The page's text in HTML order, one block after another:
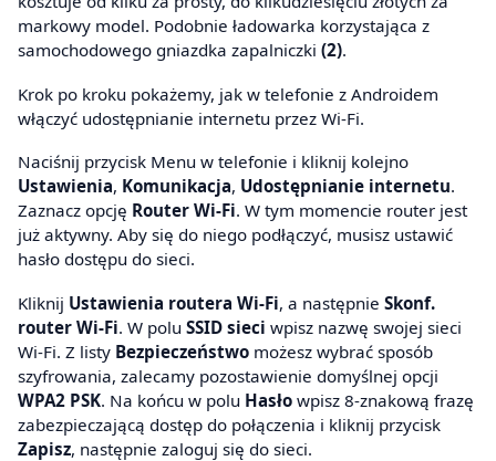
markowy model. Podobnie ładowarka korzystająca z
samochodowego gniazdka zapalniczki (2).
Krok po kroku pokażemy, jak w telefonie z Androidem
włączyć udostępnianie internetu przez Wi-Fi.
Naciśnij przycisk Menu w telefonie i kliknij kolejno
Ustawienia, Komunikacja, Udostępnianie internetu.
Zaznacz opcję Router Wi-Fi. W tym momencie router jest
już aktywny. Aby się do niego podłączyć, musisz ustawić
hasło dostępu do sieci.
Kliknij Ustawienia routera Wi-Fi, a następnie Skonf.
router Wi-Fi. W polu SSID sieci wpisz nazwę swojej sieci
Wi-Fi. Z listy Bezpieczeństwo możesz wybrać sposób
szyfrowania, zalecamy pozostawienie domyślnej opcji
WPA2 PSK. Na końcu w polu Hasło wpisz 8-znakową frazę
zabezpieczającą dostęp do połączenia i kliknij przycisk
Zapisz, następnie zaloguj się do sieci.